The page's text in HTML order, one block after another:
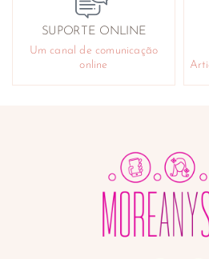
SUPORTE ONLINE
Um canal de comunicação
online